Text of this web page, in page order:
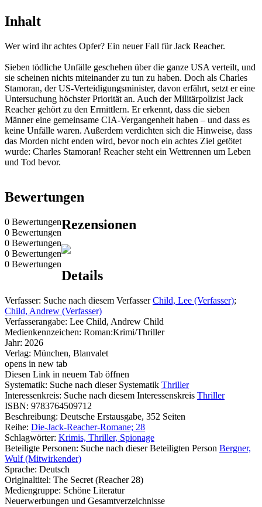
Inhalt
Wer wird ihr achtes Opfer? Ein neuer Fall für Jack Reacher.
Sieben tödliche Unfälle geschehen über die ganze USA verteilt, und
sie scheinen nichts miteinander zu tun zu haben. Doch als Charles
Stamoran, der US-Verteidigungsminister, davon erfährt, setzt er eine
Untersuchung höchster Priorität an. Auch der Militärpolizist Jack
Reacher gehört zu den Ermittlern. Er erkennt, dass die sieben
Männer eine gemeinsame CIA-Vergangenheit haben – und dass es
keine Unfälle waren. Außerdem verdichten sich die Hinweise, dass
das Morden nicht enden wird, bevor noch ein achtes Ziel getötet
wurde: Charles Stamoran! Reacher steht ein Wettrennen um Leben
und Tod bevor.
Bewertungen
0 Bewertungen
0 Bewertungen
0 Bewertungen
0 Bewertungen
0 Bewertungen
Rezensionen
Details
Verfasser: Suche nach diesem Verfasser Child, Lee (Verfasser);
Child, Andrew (Verfasser)
Verfasserangabe: Lee Child, Andrew Child
Medienkennzeichen: Roman:Krimi/Thriller
Jahr: 2026
Verlag: München, Blanvalet
opens in new tab
Diesen Link in neuem Tab öffnen
Systematik: Suche nach dieser Systematik Thriller
Interessenkreis: Suche nach diesem Interessenskreis Thriller
ISBN: 9783764509712
Beschreibung: Deutsche Erstausgabe, 352 Seiten
Reihe: Die-Jack-Reacher-Romane; 28
Schlagwörter: Krimis, Thriller, Spionage
Beteiligte Personen: Suche nach dieser Beteiligten Person Bergner,
Wulf (Mitwirkender)
Sprache: Deutsch
Originaltitel: The Secret (Reacher 28)
Mediengruppe: Schöne Literatur
Neuerwerbungen und Gesamtverzeichnisse